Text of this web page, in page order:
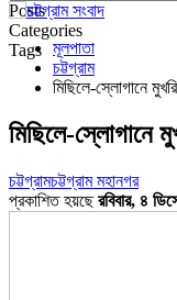
Posts
Categories
Tags মূলপাতা
চট্টগ্রাম
মিছিলে-স্লোগানে
মিছিলে-স্লোগানে
চট্টগ্রামচট্টগ্রাম মহানগর
প্রকাশিত হয়ছেরবিবার, ৪